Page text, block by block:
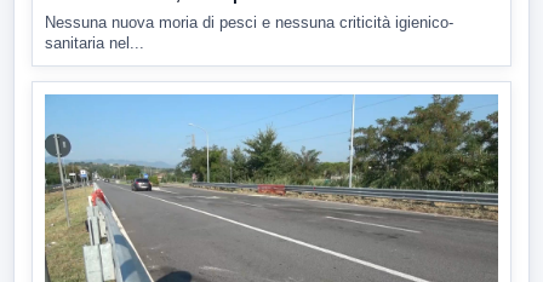
Nessuna nuova moria di pesci e nessuna criticità igienico-
sanitaria nel...